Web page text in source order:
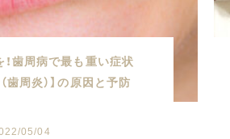
歯周病で最も重い症状
歯周炎）】の原因と予防
05/04